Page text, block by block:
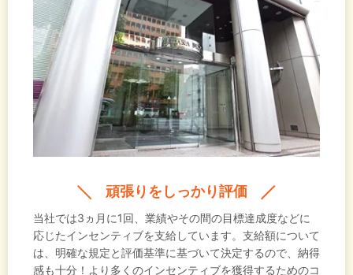
頑張りをしっかり評価
当社では3ヵ月に1回、業績やその間の目標達成度などに
応じたインセンティブを支給しています。支給額について
は、明確な規定と評価基準に基づいて決定するので、納得
感も十分！より多くのインセンティブを獲得するためのコ